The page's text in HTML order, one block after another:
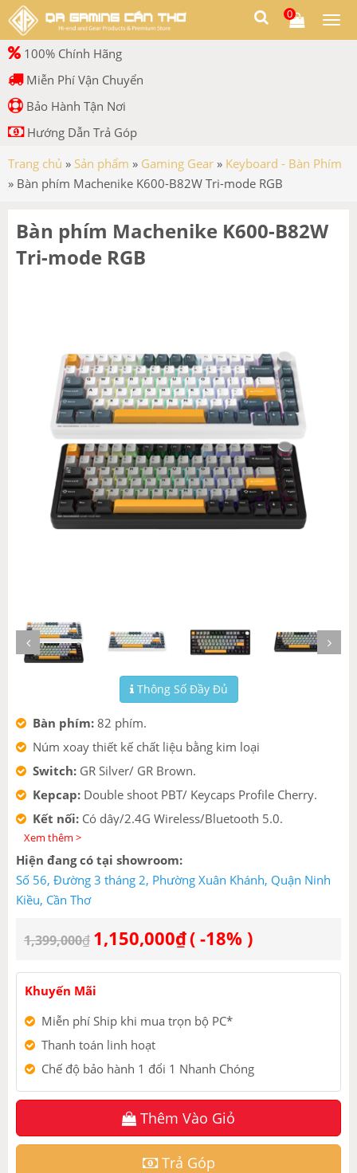
0
100% Chính Hãng
Miễn Phí Vận Chuyển
Bảo Hành Tận Nơi
Hướng Dẫn Trả Góp
Trang chủ » Sản phẩm » Gaming Gear » Keyboard - Bàn Phím
» Bàn phím Machenike K600-B82W Tri-mode RGB
Bàn phím Machenike K600-B82W
Tri-mode RGB
Thông Số Đầy Đủ
Bàn phím: 82 phím.
Núm xoay thiết kế chất liệu bằng kim loại
Switch: GR Silver/ GR Brown.
Kepcap: Double shoot PBT/ Keycaps Profile Cherry.
Kết nối: Có dây/2.4G Wireless/Bluetooth 5.0.
Dung lượng pin:
Có hỗ trợ Hot-swap (5 Pin)
Màu sắc:Đen / Trắng.
Xem thêm >
Hiện đang có tại showroom:
Số 56, Đường 3 tháng 2, Phường Xuân Khánh, Quận Ninh
Kiều, Cần Thơ
1,399,000₫ 1,150,000₫( -18% )
Khuyến Mãi
Miễn phí Ship khi mua trọn bộ PC*
Thanh toán linh hoạt
Chế độ bảo hành 1 đổi 1 Nhanh Chóng
Thêm Vào Giỏ
Trả Góp